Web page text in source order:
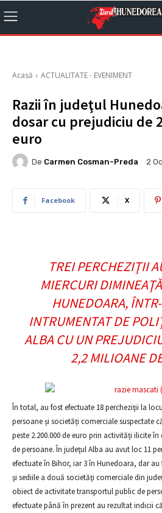
Acasă ACTUALITATE - EVENIMENT
Razii în judeţul
dosar cu prejudiciu de
euro
De Carmen Cosman-Preda 2
Facebook X
TREI PERCHEZIŢII
MIERCURI
HUNEDOARA,
INTRUMENTAT DE
ALBA CU UN
2,2 MILIOANE
În total, au fost efectuate 18 percheziţii la
persoane și societăți comerciale suspectate
peste 2.200.000 de euro prin activități ilicite
de persoane. În judeţul Alba au avut loc 11
efectuate în Bihor, iar 3 în Hunedoara, dar
şi sediile a două societăţi comerciale din
obiect de activitate transportul public de
efectuate până în prezent au rezultat indicii